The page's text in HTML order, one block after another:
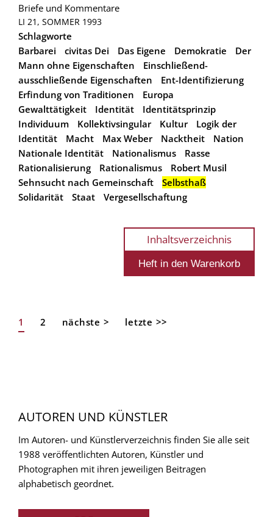
Briefe und Kommentare
LI 21, SOMMER 1993
Schlagworte
Barbarei
civitas Dei Das Eigene Demokratie
Der
Mann ohne Eigenschaften
Einschließend-
ausschließende Eigenschaften
Ent-Identifizierung
Erfindung von Traditionen
Europa
Gewalttätigkeit
Identität
Identitätsprinzip
Individuum
Kollektivsingular Kultur
Logik der
Identität
Macht Max Weber Nacktheit
Nation
Nationale Identität
Nationalismus
Rasse
Rationalisierung
Rationalismus
Robert Musil
Sehnsucht nach Gemeinschaft
Selbsthaß
Solidarität
Staat Vergesellschaftung
Inhaltsverzeichnis
Seitennummerierung
Aktuelle
1 Page
2
Nächste
nächste >
Letzte
letzte >>
AUTOREN UND KÜNSTLER
Im Autoren- und Künstlerverzeichnis finden Sie alle seit
1988 veröffentlichten Autoren, Künstler und
Photographen mit ihren jeweiligen Beitragen
alphabetisch geordnet.